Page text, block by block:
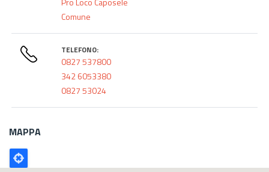
Comune
TELEFONO:
0827 537800
342 6053380
0827 53024
MAPPA
Poligono